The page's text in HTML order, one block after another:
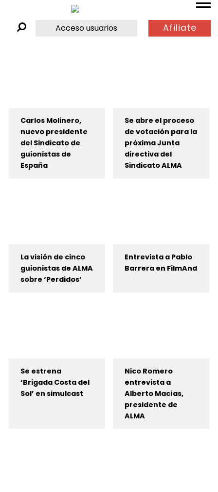
Acceso usuarios Afiliate
Carlos Molinero,
nuevo presidente
del Sindicato de
guionistas de
España
Se abre el proceso
de votación para la
próxima Junta
directiva del
Sindicato ALMA
La visión de cinco
guionistas de ALMA
sobre ‘Perdidos’
Entrevista a Pablo
Barrera en FilmAnd
Se estrena
‘Brigada Costa del
Sol’ en simulcast
Nico Romero
entrevista a
Alberto Macías,
presidente de
ALMA